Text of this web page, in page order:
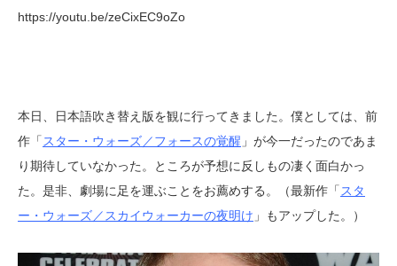
https://youtu.be/zeCixEC9oZo
本日、日本語吹き替え版を観に行ってきました。僕としては、前
作「 スター・ウォーズ／フォースの覚醒 」が今一だったのであま
り期待していなかった。ところが予想に反しもの凄く面白かっ
た。是非、劇場に足を運ぶことをお薦めする。（最新作「 スタ
ー・ウォーズ／スカイウォーカーの夜明け 」もアップした。）